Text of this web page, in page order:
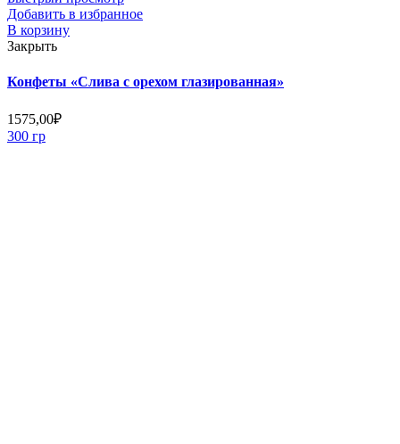
Добавить в избранное
В корзину
Закрыть
Конфеты «Слива с орехом глазированная»
1575,00₽
300 гр